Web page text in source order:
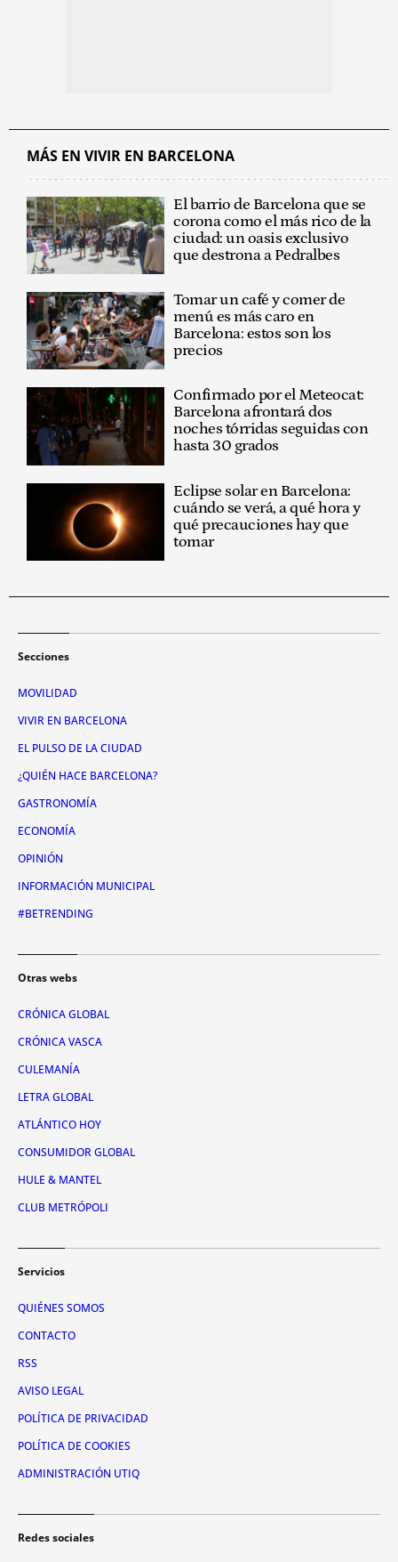
MÁS EN VIVIR EN BARCELONA
El barrio de Barcelona que se
corona como el más rico de la
ciudad: un oasis exclusivo
que destrona a Pedralbes
Tomar un café y comer de
menú es más caro en
Barcelona: estos son los
precios
Confirmado por el Meteocat:
Barcelona afrontará dos
noches tórridas seguidas con
hasta 30 grados
Eclipse solar en Barcelona:
cuándo se verá, a qué hora y
qué precauciones hay que
tomar
Secciones
MOVILIDAD
VIVIR EN BARCELONA
EL PULSO DE LA CIUDAD
¿QUIÉN HACE BARCELONA?
GASTRONOMÍA
ECONOMÍA
OPINIÓN
INFORMACIÓN MUNICIPAL
#BETRENDING
Otras webs
CRÓNICA GLOBAL
CRÓNICA VASCA
CULEMANÍA
LETRA GLOBAL
ATLÁNTICO HOY
CONSUMIDOR GLOBAL
HULE & MANTEL
CLUB METRÓPOLI
Servicios
QUIÉNES SOMOS
CONTACTO
RSS
AVISO LEGAL
POLÍTICA DE PRIVACIDAD
POLÍTICA DE COOKIES
ADMINISTRACIÓN UTIQ
Redes sociales